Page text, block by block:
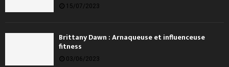
15/07/2023
Brittany Dawn : Arnaqueuse et influenceuse
fitness
03/06/2023